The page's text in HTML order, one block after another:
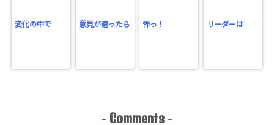
変化の中で 意見が違ったら 怖っ！ リーダーは
- Comments -